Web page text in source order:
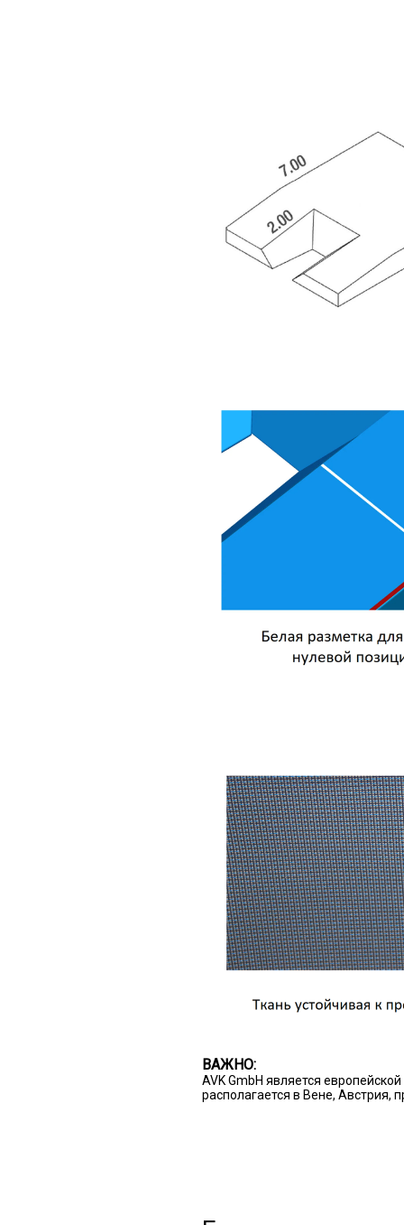
ВАЖНО:
AVK GmbH является
располагается в Вене, Австрия,